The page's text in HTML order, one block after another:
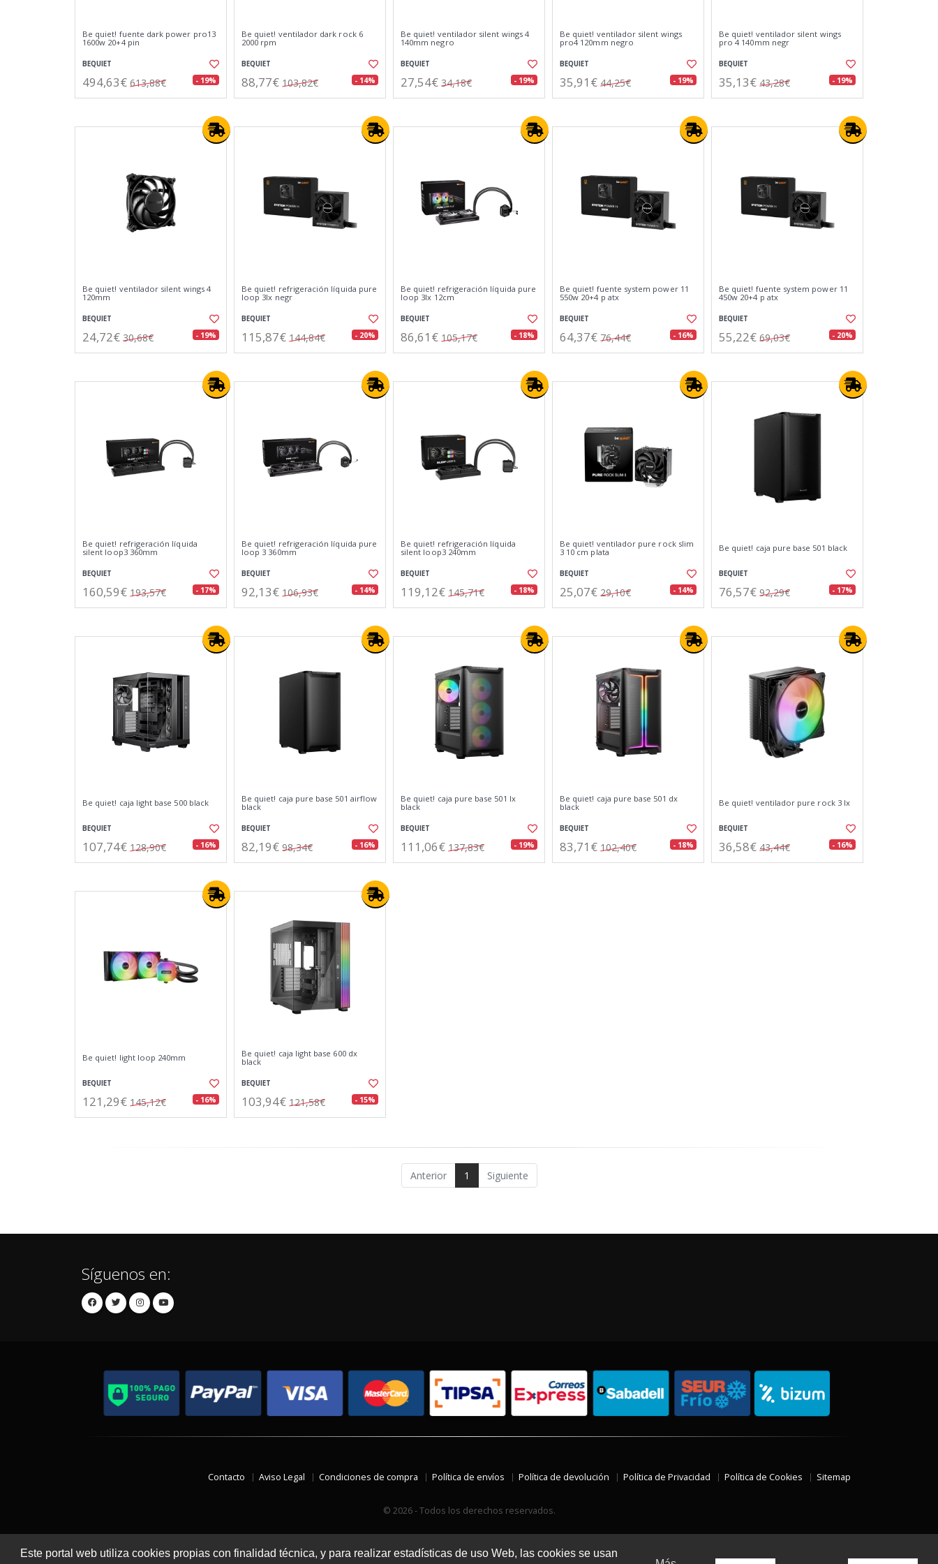
Este portal web utiliza cookies propias con finalidad técnica, y para realizar estadísticas de uso Web, las cookies se usan
Be quiet! fuente dark power pro13
1600w 20+4 pin
BEQUIET
494,63€ 613,88€ - 19%
Be quiet! ventilador dark rock 6
2000 rpm
BEQUIET
88,77€ 103,82€ - 14%
Be quiet! ventilador silent wings 4
140mm negro
BEQUIET
27,54€ 34,18€ - 19%
Be quiet! ventilador silent wings
pro4 120mm negro
BEQUIET
35,91€ 44,25€ - 19%
Be quiet! ventilador silent wings
pro 4 140mm negr
BEQUIET
35,13€ 43,28€ - 19%
Be quiet! ventilador silent wings 4
120mm
BEQUIET
24,72€ 30,68€ - 19%
Be quiet! refrigeración líquida pure
loop 3lx negr
BEQUIET
115,87€ 144,84€ - 20%
Be quiet! refrigeración líquida pure
loop 3lx 12cm
BEQUIET
86,61€ 105,17€ - 18%
Be quiet! fuente system power 11
550w 20+4 p atx
BEQUIET
64,37€ 76,44€ - 16%
Be quiet! fuente system power 11
450w 20+4 p atx
BEQUIET
55,22€ 69,03€ - 20%
Be quiet! refrigeración líquida
silent loop3 360mm
BEQUIET
160,59€ 193,57€ - 17%
Be quiet! refrigeración líquida pure
loop 3 360mm
BEQUIET
92,13€ 106,93€ - 14%
Be quiet! refrigeración líquida
silent loop3 240mm
BEQUIET
119,12€ 145,71€ - 18%
Be quiet! ventilador pure rock slim
3 10 cm plata
BEQUIET
25,07€ 29,10€ - 14%
Be quiet! caja pure base 501 black
BEQUIET
76,57€ 92,29€ - 17%
Be quiet! caja light base 500 black
BEQUIET
107,74€ 128,90€ - 16%
Be quiet! caja pure base 501 airflow
black
BEQUIET
82,19€ 98,34€ - 16%
Be quiet! caja pure base 501 lx
black
BEQUIET
111,06€ 137,83€ - 19%
Be quiet! caja pure base 501 dx
black
BEQUIET
83,71€ 102,40€ - 18%
Be quiet! ventilador pure rock 3 lx
BEQUIET
36,58€ 43,44€ - 16%
Be quiet! light loop 240mm
BEQUIET
121,29€ 145,12€ - 16%
Be quiet! caja light base 600 dx
black
BEQUIET
103,94€ 121,58€ - 15%
Anterior 1 Siguiente
Síguenos en:
Contacto Aviso Legal Condiciones de compra Política de envíos Política de devolución Política de Privacidad Política de Cookies Sitemap
© 2026 - Todos los derechos reservados.